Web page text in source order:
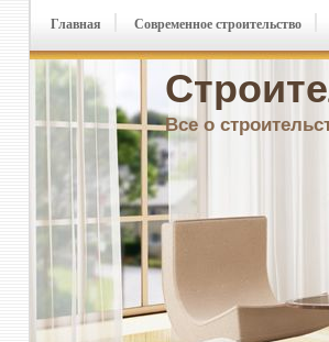
Все о
Главная Современное строительство